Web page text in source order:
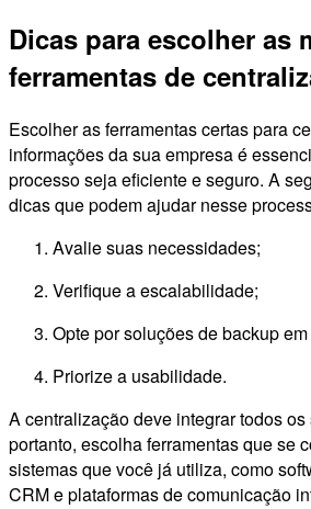
Dicas para escolher as
ferramentas de
Escolher as ferramentas certas para
informações da sua empresa é
processo seja eficiente e seguro. A
dicas que podem ajudar nesse
Avalie suas necessidades;
Verifique a escalabilidade;
Opte por soluções de backup
Priorize a usabilidade.
A centralização deve integrar todos
portanto, escolha ferramentas que se
sistemas que você já utiliza, como
CRM e plataformas de comunicação